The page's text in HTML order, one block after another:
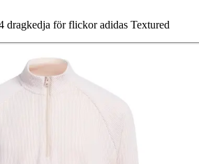
dragkedja för flickor adidas Textured